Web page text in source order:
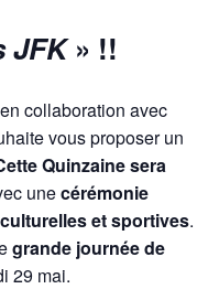
JFK» !!
collaboration avec
vous proposer un
Quinzaine sera
unecérémonie
et sportives.
grande journée de
29 mai.